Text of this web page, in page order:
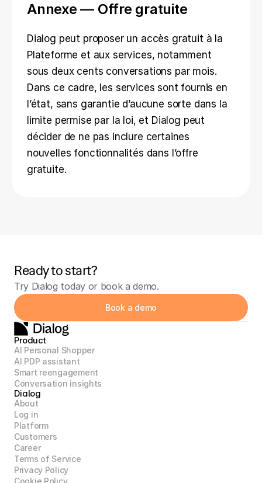
Annexe — Offre gratuite
Dialog peut proposer un accès gratuit à la
Plateforme et aux services, notamment
sous deux cents conversations par mois.
Dans ce cadre, les services sont fournis en
l’état, sans garantie d’aucune sorte dans la
limite permise par la loi, et Dialog peut
décider de ne pas inclure certaines
nouvelles fonctionnalités dans l’offre
gratuite.
Ready to start?
Try Dialog today or book a demo.
Book a demo
Product
AI Personal Shopper
AI PDP assistant
Smart reengagement
Conversation insights
Dialog
About
Log in
Platform
Customers
Career
Terms of Service
Privacy Policy
Cookie Policy